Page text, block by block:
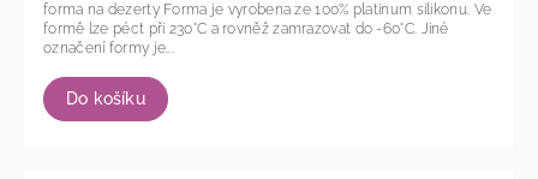
Do košíku
forma na dezerty Forma je vyrobena ze 100% platinum silikonu. Ve
formě lze péct při 230°C a rovněž zamrazovat do -60°C. Jiné
označení formy je...